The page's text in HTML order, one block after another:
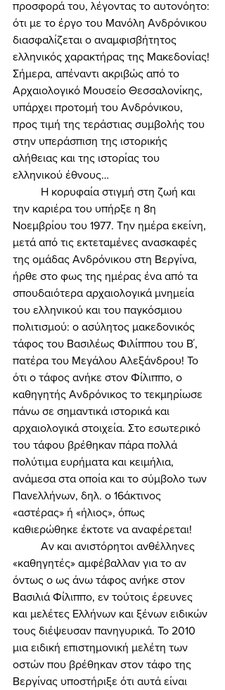
προσφορά του, λέγοντας το αυτονόητο:
ότι με το έργο του Μανόλη Ανδρόνικου
διασφαλίζεται ο αναμφισβήτητος
ελληνικός χαρακτήρας της Μακεδονίας!
Σήμερα, απέναντι ακριβώς από το
Αρχαιολογικό Μουσείο Θεσσαλονίκης,
υπάρχει προτομή του Ανδρόνικου,
προς τιμή της τεράστιας συμβολής του
στην υπεράσπιση της ιστορικής
αλήθειας και της ιστορίας του
ελληνικού έθνους…
την καριέρα του υπήρξε η 8η
Νοεμβρίου του 1977. Την ημέρα εκείνη,
μετά από τις εκτεταμένες ανασκαφές
της ομάδας Ανδρόνικου στη Βεργίνα,
ήρθε στο φως της ημέρας ένα από τα
σπουδαιότερα αρχαιολογικά μνημεία
του ελληνικού και του παγκόσμιου
πολιτισμού: ο ασύλητος μακεδονικός
τάφος του Βασιλέως Φιλίππου του Β΄,
πατέρα του Μεγάλου Αλεξάνδρου! Το
ότι ο τάφος ανήκε στον Φίλιππο, ο
καθηγητής Ανδρόνικος το τεκμηρίωσε
πάνω σε σημαντικά ιστορικά και
αρχαιολογικά στοιχεία. Στο εσωτερικό
του τάφου βρέθηκαν πάρα πολλά
πολύτιμα ευρήματα και κειμήλια,
ανάμεσα στα οποία και το σύμβολο των
Πανελλήνων, δηλ. ο 16άκτινος
«αστέρας» ή «ήλιος», όπως
καθιερώθηκε έκτοτε να αναφέρεται!
«καθηγητές» αμφέβαλλαν για το αν
όντως ο ως άνω τάφος ανήκε στον
Βασιλιά Φίλιππο, εν τούτοις έρευνες
και μελέτες Ελλήνων και ξένων ειδικών
τους διέψευσαν πανηγυρικά. Το 2010
μια ειδική επιστημονική μελέτη των
οστών που βρέθηκαν στον τάφο της
Βεργίνας υποστήριξε ότι αυτά είναι